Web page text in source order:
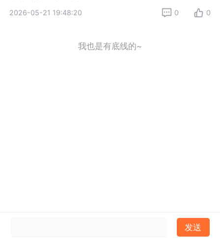
2026-05-21 19:48:20 0 0
我也是有底线的~
发送